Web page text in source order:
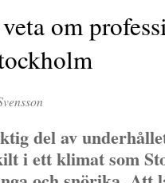
om
del av
i ett klimat som